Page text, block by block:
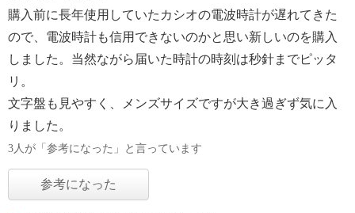
購入前に長年使用していたカシオの電波時計が遅れてきた
ので、電波時計も信用できないのかと思い新しいのを購入
しました。当然ながら届いた時計の時刻は秒針までピッタ
リ。
文字盤も見やすく、メンズサイズですが大き過ぎず気に入
りました。
3人が「参考になった」と言っています
参考になった